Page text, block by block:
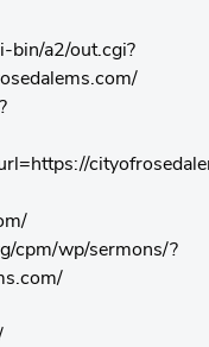
bin/a2/out.cgi?
cpm/wp/sermons/?